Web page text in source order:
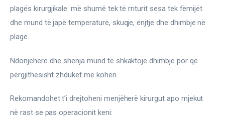
plagës kirurgjikale: më shumë tek të rriturit sesa tek fëmijët
dhe mund të japë temperaturë, skuqje, ënjtje dhe dhimbje në
plagë.
Ndonjëherë dhe shenja mund të shkaktojë dhimbje por që
përgjithësisht zhduket me kohën.
Rekomandohet t’i drejtoheni menjëherë kirurgut apo mjekut
në rast se pas operacionit keni: